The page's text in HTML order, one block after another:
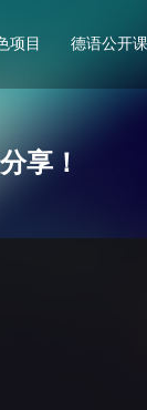
项目 德语公开课
享！